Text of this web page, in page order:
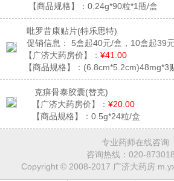
【商品规格】： 0.24g*90粒*1瓶/盒
吡罗昔康贴片(特乐思特)
促销信息：
5盒起40元/盒，10盒起39元
【广济大药房价】： ¥41.00
【商品规格】： (6.8cm*5.2cm)48mg*3
克痹骨泰胶囊(替克)
【广济大药房价】： ¥20.00
【商品规格】： 0.5g*24粒/盒
专业药师在线咨询
咨询热线： 020-
Copyright © 2008-2017 广济大药房